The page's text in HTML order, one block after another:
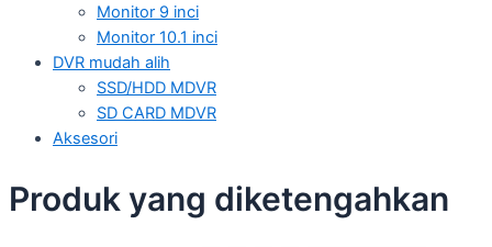
Monitor 9 inci
Monitor 10.1 inci
DVR mudah alih
SSD/HDD MDVR
SD CARD MDVR
Aksesori
Produk yang diketengahkan